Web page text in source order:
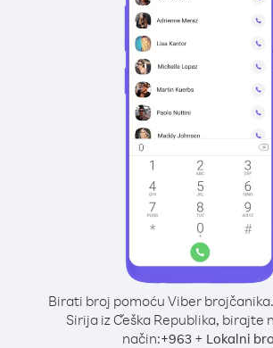
Birati broj pomoću Viber brojčanika.
Sirija iz Češka Republika, birajte
način:+963+ Lokalni